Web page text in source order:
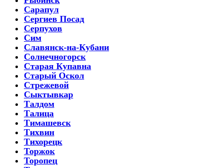
Сарапул
Сергиев Посад
Серпухов
Сим
Славянск-на-Кубани
Солнечногорск
Старая Купавна
Старый Оскол
Стрежевой
Сыктывкар
Талдом
Талица
Тимашевск
Тихвин
Тихорецк
Торжок
Торопец